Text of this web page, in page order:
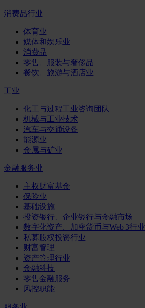
消费品行业
体育业
媒体和娱乐业
消费品
零售、服装与奢侈品
餐饮、旅游与酒店业
工业
化工与过程工业咨询团队
机械与工业技术
汽车与交通设备
能源业
金属与矿业
金融服务业
主权财富基金
保险业
基础设施
投资银行、企业银行与金融市场
数字化资产、加密货币与Web 3行业
私募股权投资行业
财富管理
资产管理行业
金融科技
零售金融服务
风控职能